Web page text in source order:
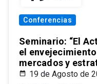
Conferencias
Seminario: “El
el
mercados y
19 de Agosto de